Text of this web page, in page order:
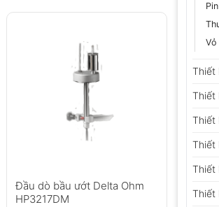
Thiết
Thiết
Thiết
Thiết
Thiết
Thiết
Đầu dò bầu ướt Delta Ohm
HP3217DM